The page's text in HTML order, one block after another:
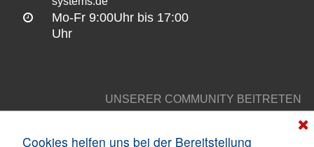
Mo-Fr 9:00Uhr bis 17:00
Uhr
UNSERER COMMUNITY BEITRETEN
Cookies helfen uns bei der Bereitstellung